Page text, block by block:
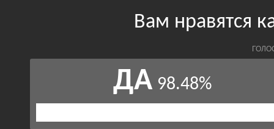
Вам нравятся
ДА 98.48%